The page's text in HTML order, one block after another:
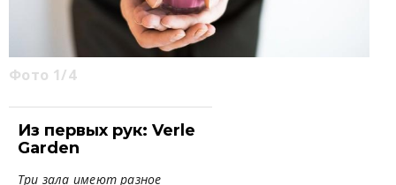
Фото 1/4
Из первых рук: Verle
Garden
Три зала имеют разное